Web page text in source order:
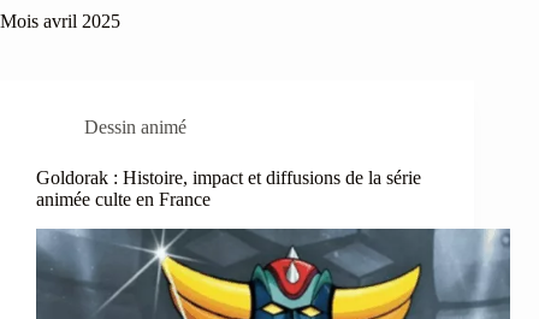
Mois avril 2025
Dessin animé
Goldorak : Histoire, impact et diffusions de la série
animée culte en France